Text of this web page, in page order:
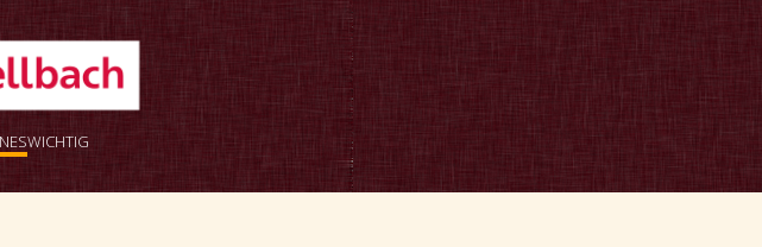
WICHTIG